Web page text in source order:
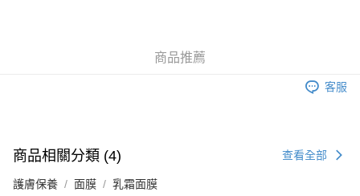
每筆HK$65.00，滿HK$300.00或以上免運費
(香港門市) 只顯示可選門市。確認發貨後2-5個工作天到店，3天內
(澳門門市) 只顯示可選門市。確認發貨後2-5個工作天到店，3天內
取。逾期會取消訂單，並不會安排重寄
商品推薦
客服
商品相關分類 (4) 查看全部
護膚保養 面膜 乳霜面膜